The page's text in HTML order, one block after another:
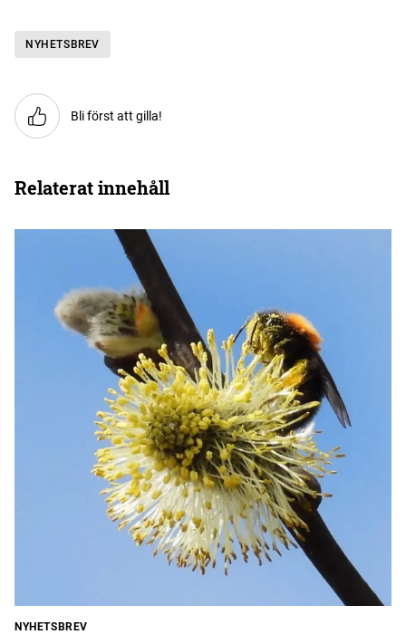
NYHETSBREV
Bli först att gilla!
Relaterat innehåll
NYHETSBREV